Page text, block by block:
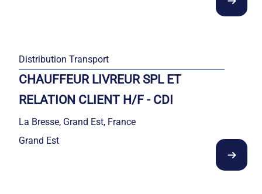
Distribution Transport
CHAUFFEUR LIVREUR SPL ET
RELATION CLIENT H/F - CDI
La Bresse, Grand Est, France
Grand Est